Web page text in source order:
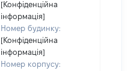
[Конфіденційна
інформація]
Номер будинку:
[Конфіденційна
інформація]
Номер корпусу: